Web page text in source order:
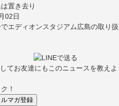
置き去り
02日
エディオンスタジアム広島の取り
てお友達にもこのニュースを教えよ
！